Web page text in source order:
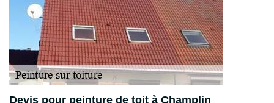
Devis pour peinture de toit à Champlin